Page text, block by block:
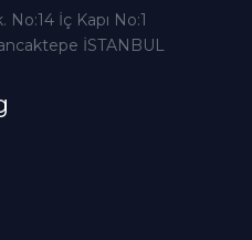
İç Kapı No:1
İSTANBUL